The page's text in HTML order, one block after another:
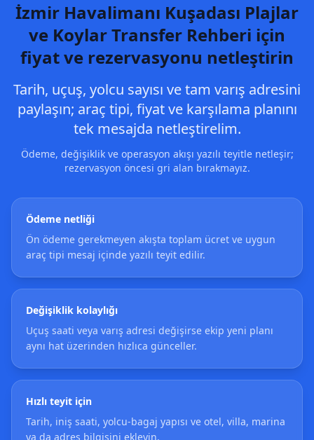
İzmir Havalimanı Kuşadası Plajlar
ve Koylar Transfer Rehberi için
fiyat ve rezervasyonu netleştirin
Tarih, uçuş, yolcu sayısı ve tam varış adresini
paylaşın; araç tipi, fiyat ve karşılama planını
tek mesajda netleştirelim.
Ödeme, değişiklik ve operasyon akışı yazılı teyitle netleşir;
rezervasyon öncesi gri alan bırakmayız.
Ödeme netliği
Ön ödeme gerekmeyen akışta toplam ücret ve uygun
araç tipi mesaj içinde yazılı teyit edilir.
Değişiklik kolaylığı
Uçuş saati veya varış adresi değişirse ekip yeni planı
aynı hat üzerinden hızlıca günceller.
Hızlı teyit için
Tarih, iniş saati, yolcu-bagaj yapısı ve otel, villa, marina
ya da adres bilgisini ekleyin.